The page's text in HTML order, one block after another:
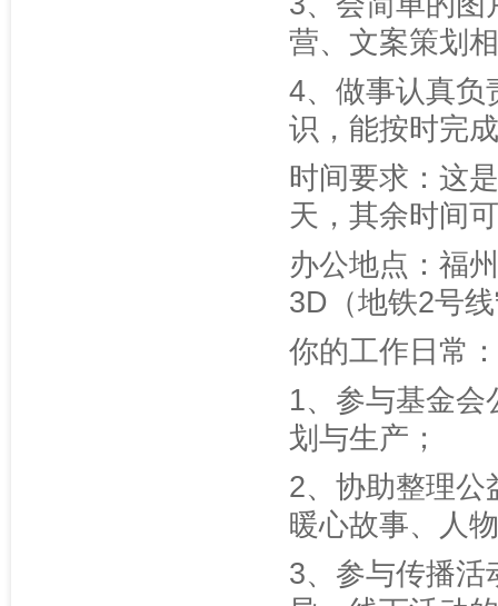
营、文案策划
4、做事认真负
识，能按时完
时间要求：这
天，其余时间
办公地点：福
3D（地铁2号
你的工作日常：
1、参与基金会
划与生产；
2、协助整理公
暖心故事、人
3、参与传播活